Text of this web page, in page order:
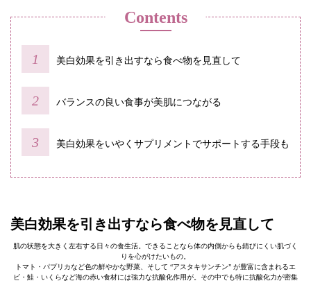
Contents
美白効果を引き出すなら食べ物を見直して
バランスの良い食事が美肌につながる
美白効果をいやくサプリメントでサポートする手段も
美白効果を引き出すなら食べ物を見直して
肌の状態を大きく左右する日々の食生活。できることなら体の内側からも錆びにくい肌づく
りを心がけたいもの。
トマト・パプリカなど色の鮮やかな野菜、そして “アスタキサンチン” が豊富に含まれるエ
ビ・鮭・いくらなど海の赤い食材には強力な抗酸化作用が。その中でも特に抗酸化力が密集